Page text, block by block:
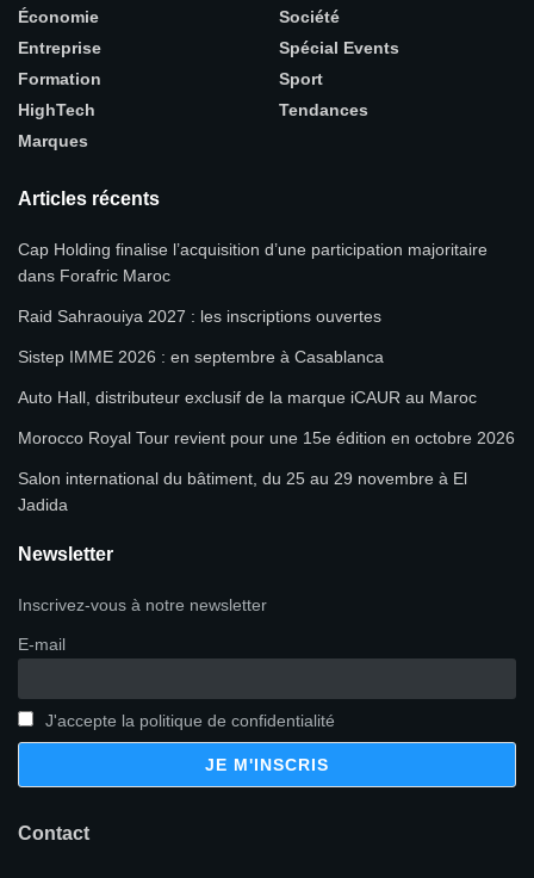
Économie
Entreprise
Formation
HighTech
Marques
Société
Spécial Events
Sport
Tendances
Articles récents
Cap Holding finalise l’acquisition d’une participation majoritaire
dans Forafric Maroc
Raid Sahraouiya 2027 : les inscriptions ouvertes
Sistep IMME 2026 : en septembre à Casablanca
Auto Hall, distributeur exclusif de la marque iCAUR au Maroc
Morocco Royal Tour revient pour une 15e édition en octobre 2026
Salon international du bâtiment, du 25 au 29 novembre à El
Jadida
Newsletter
Inscrivez-vous à notre newsletter
E-mail
J'accepte la politique de confidentialité
Contact